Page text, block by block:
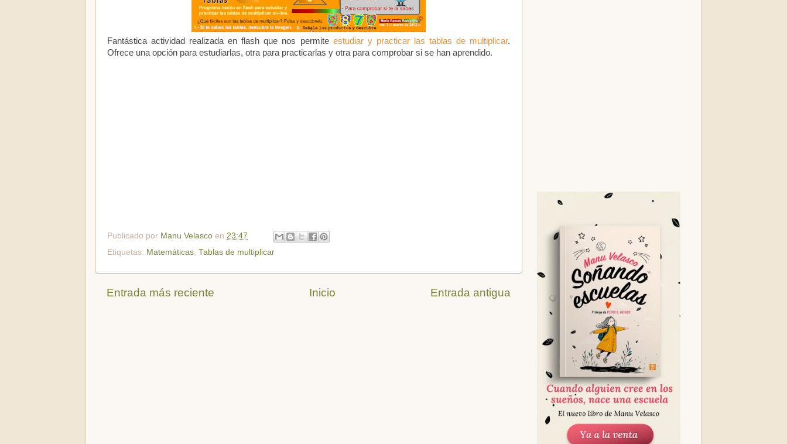
Fantástica actividad realizada en flash que nos permite estudiar y practicar las tablas de multiplicar.
Ofrece una opción para estudiarlas, otra para practicarlas y otra para comprobar si se han aprendido.
Publicado por Manu Velasco en 23:47
Etiquetas: Matemáticas Tablas de multiplicar
Entrada más reciente Entrada antigua
Inicio